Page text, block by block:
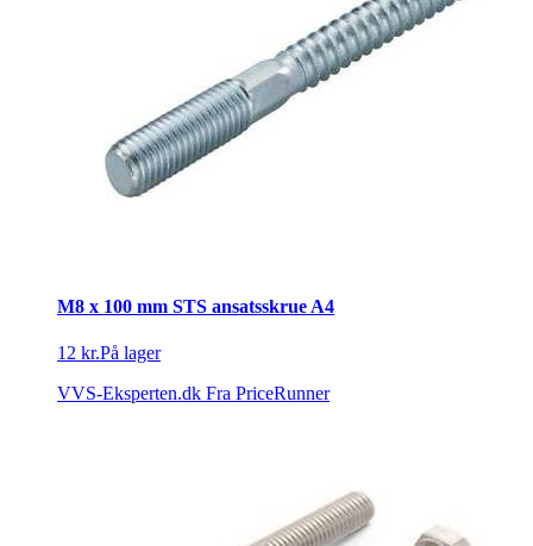
M8 x 100 mm STS ansatsskrue A4
12 kr.På lager
VVS-Eksperten.dk Fra PriceRunner